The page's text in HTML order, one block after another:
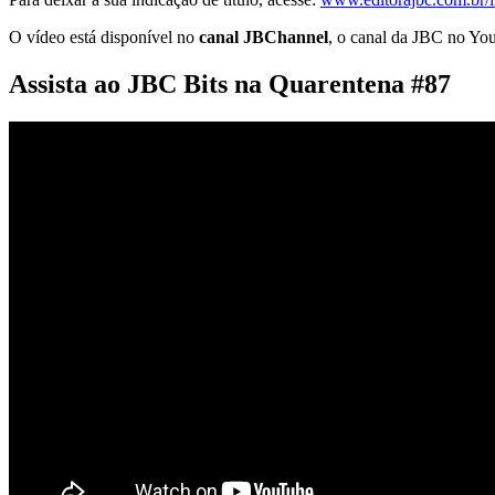
O vídeo está disponível no canal JBChannel, o canal da JBC no
Assista ao JBC Bits na Quarentena #87